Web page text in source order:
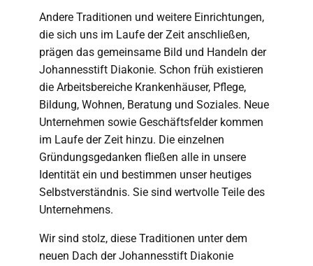
Andere Traditionen und weitere Einrichtungen,
die sich uns im Laufe der Zeit anschließen,
prägen das gemeinsame Bild und Handeln der
Johannesstift Diakonie. Schon früh existieren
die Arbeitsbereiche Krankenhäuser, Pflege,
Bildung, Wohnen, Beratung und Soziales. Neue
Unternehmen sowie Geschäftsfelder kommen
im Laufe der Zeit hinzu. Die einzelnen
Gründungsgedanken fließen alle in unsere
Identität ein und bestimmen unser heutiges
Selbstverständnis. Sie sind wertvolle Teile des
Unternehmens.
Wir sind stolz, diese Traditionen unter dem
neuen Dach der Johannesstift Diakonie